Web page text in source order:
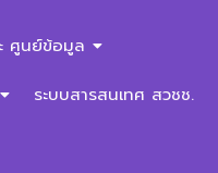
ศูนย์ข้อมูล
ระบบสารสนเทศ สวชช.